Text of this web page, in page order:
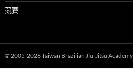
競賽
© 2005-2026 Taiwan Brazilian Jiu-Jitsu Academy